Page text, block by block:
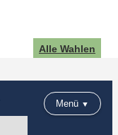
Alle Wahlen
Menü